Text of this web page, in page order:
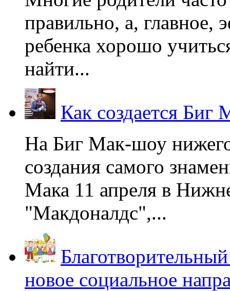
правильно, а, главное,
ребенка хорошо
найти...
Как создается Биг
На Биг Мак-шоу
создания самого
Мака 11 апреля в
"Макдоналдс",...
новое социальное